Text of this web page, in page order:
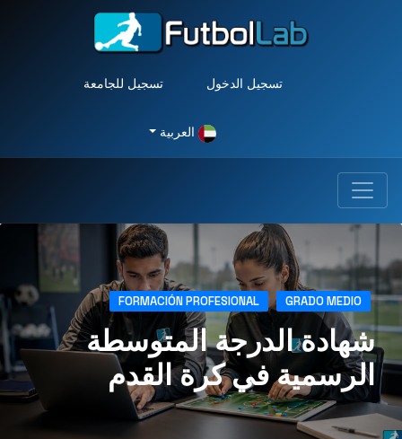
تسجيل الدخول تسجيل للجامعة
العربية
FORMACIÓN PROFESIONAL GRADO MEDIO
شهادة الدرجة المتوسطة
الرسمية في كرة القدم